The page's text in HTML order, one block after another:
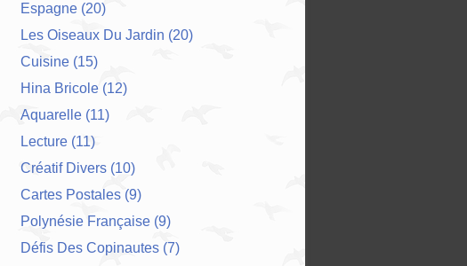
Espagne (20)
Les Oiseaux Du Jardin (20)
Cuisine (15)
Hina Bricole (12)
Aquarelle (11)
Lecture (11)
Créatif Divers (10)
Cartes Postales (9)
Polynésie Française (9)
Défis Des Copinautes (7)